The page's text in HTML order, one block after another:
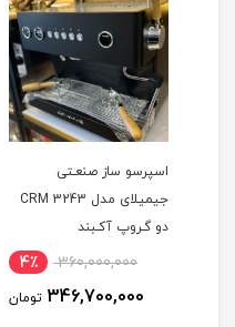
اسپرسو ساز صنعـتی
جیمیلای مدل 3243 CRM
دو گـروپ آکـبند
360,000,000 4٪
346,700,000 تومان